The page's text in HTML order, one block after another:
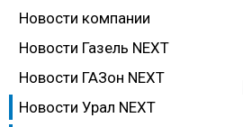
Новости компании
Новости Газель NEXT
Новости ГАЗон NEXT
Новости Урал NEXT